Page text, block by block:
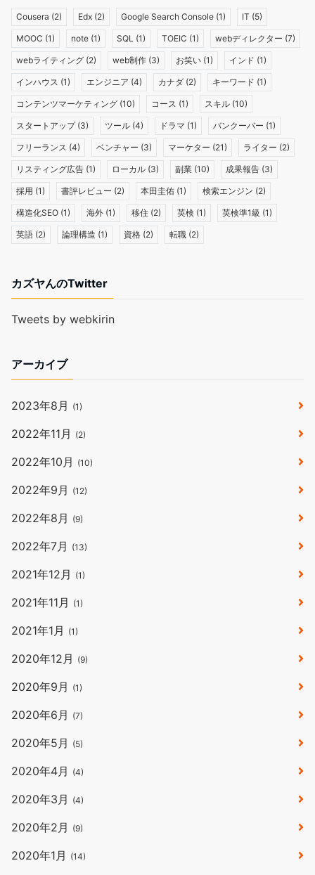
Cousera (2) Edx (2) Google Search Console (1) IT (5)
MOOC (1) note (1) SQL (1) TOEIC (1) webディレクター (7)
webライティング (2) web制作 (3) お笑い (1) インド (1)
インハウス (1) エンジニア (4) カナダ (2) キーワード (1)
コンテンツマーケティング (10) コース (1) スキル (10)
スタートアップ(3) ツール (4) ドラマ (1) バンクーバー (1)
フリーランス (4) ベンチャー (3) マーケター (21) ライター (2)
リスティング広告 (1) ローカル (3) 副業 (10) 成果報告 (3)
採用 (1) 書評レビュー (2) 本田圭佑 (1) 検索エンジン (2)
構造化SEO (1) 海外 (1) 移住 (2) 英検 (1) 英検準1級 (1)
英語 (2) 論理構造 (1) 資格 (2) 転職 (2)
カズヤんのTwitter
Tweets by webkirin
アーカイブ
2023年8月 (1)
2022年11月 (2)
2022年10月 (10)
2022年9月 (12)
2022年8月 (9)
2022年7月 (13)
2021年12月 (1)
2021年11月 (1)
2021年1月 (1)
2020年12月 (9)
2020年9月 (1)
2020年6月 (7)
2020年5月 (5)
2020年4月 (4)
2020年3月 (4)
2020年2月 (9)
2020年1月 (14)